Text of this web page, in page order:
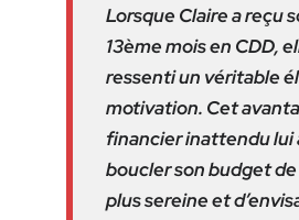
Lorsque Claire a reçu
13ème mois en CDD,
ressenti un véritable
motivation. Cet
financier inattendu lui
boucler son budget
plus sereine et